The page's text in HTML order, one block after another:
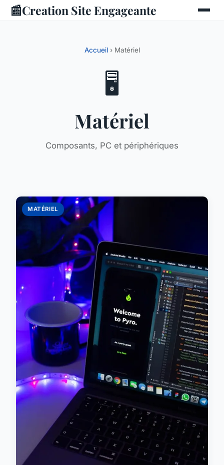
📰Creation Site Engageante
Accueil› Matériel
🖥️
Matériel
Composants, PC et périphériques
MATÉRIEL